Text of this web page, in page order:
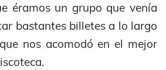
éramos un grupo que venía
bastantes billetes a lo largo
nos acomodó en el mejor